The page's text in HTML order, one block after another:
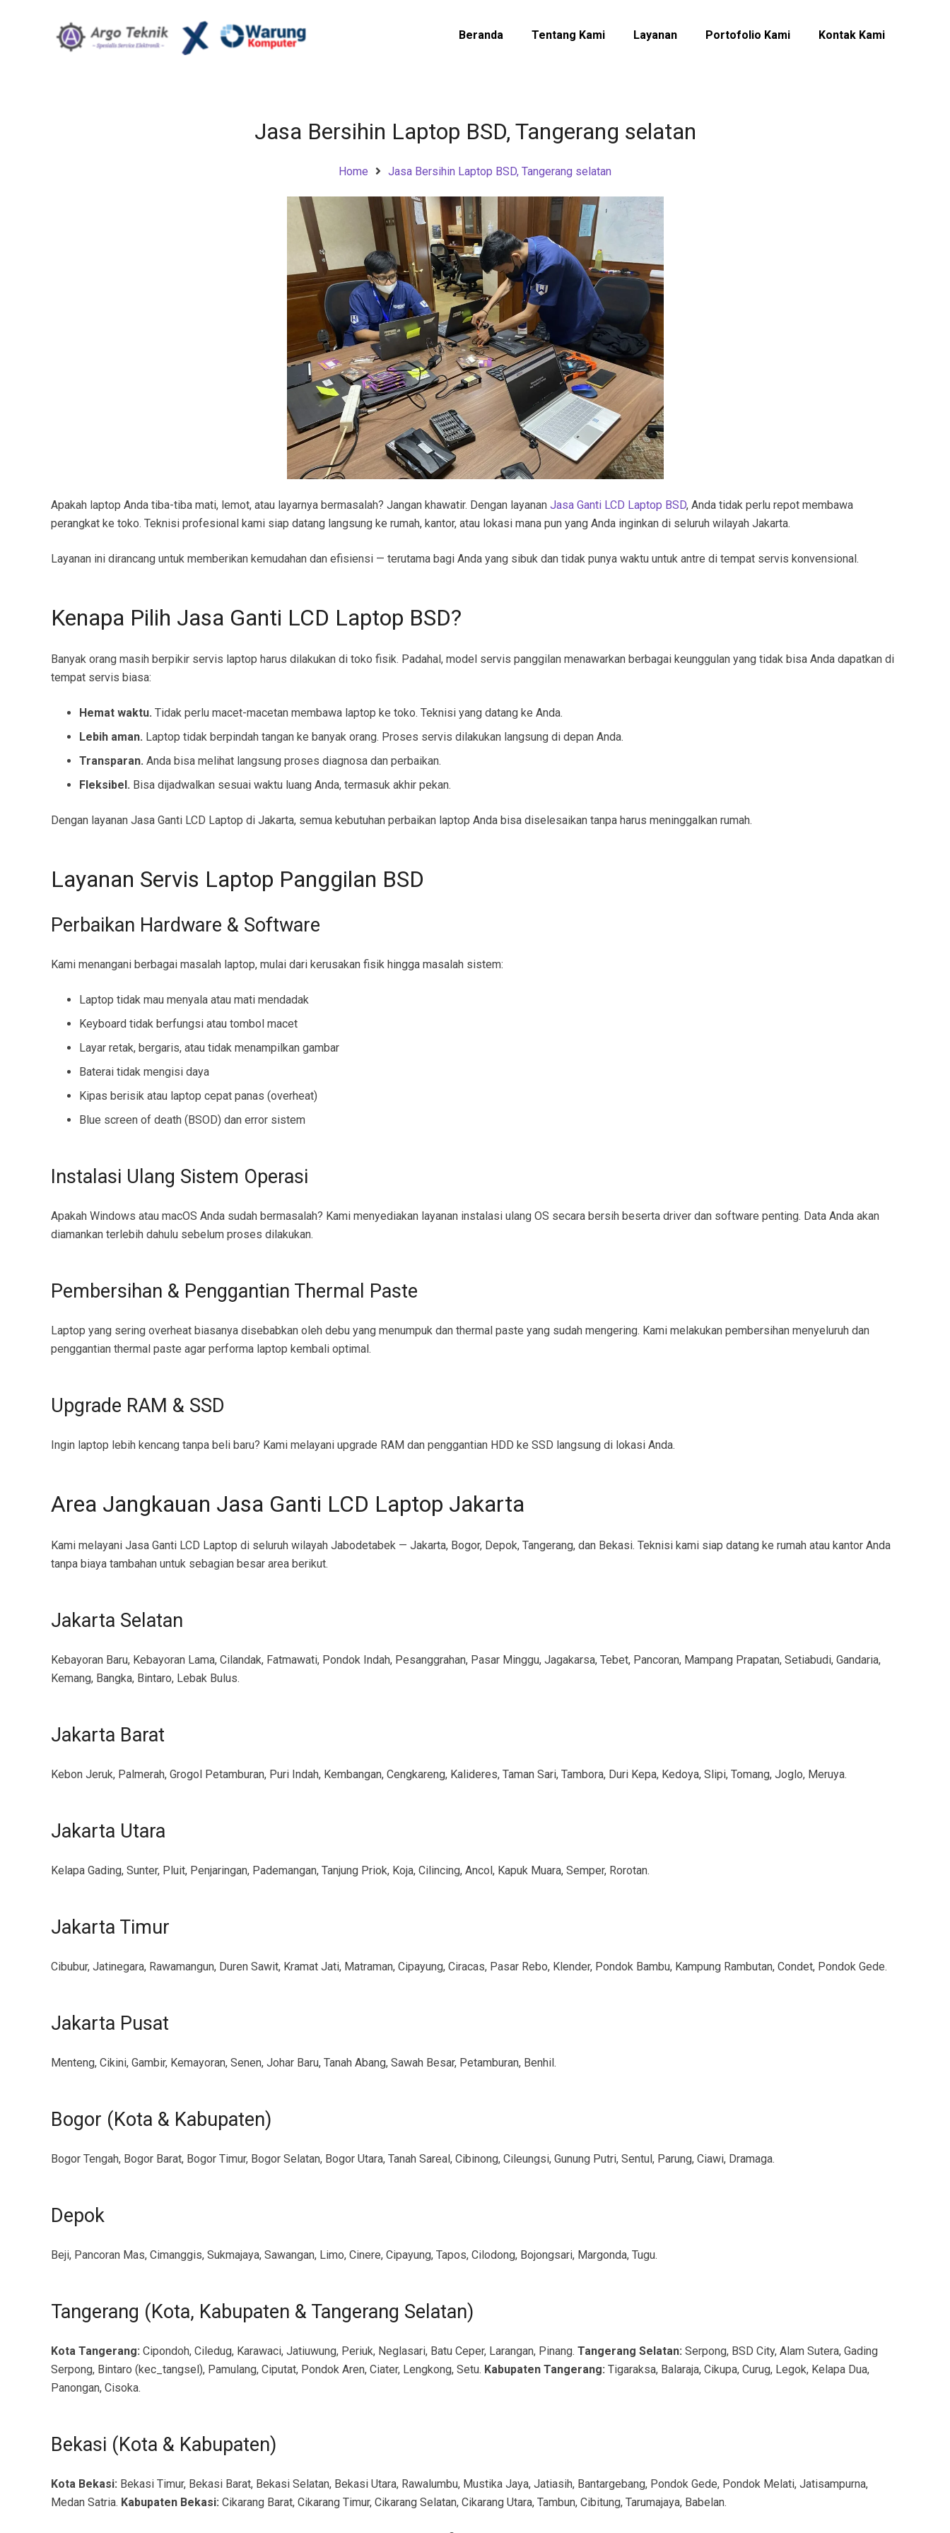
Beranda Tentang Kami Layanan Portofolio Kami Kontak Kami
Jasa Bersihin Laptop BSD, Tangerang selatan
Home Jasa Bersihin Laptop BSD, Tangerang selatan
Apakah laptop Anda tiba-tiba mati, lemot, atau layarnya bermasalah? Jangan khawatir. Dengan layanan Jasa Ganti LCD Laptop BSD, Anda tidak perlu repot membawa
perangkat ke toko. Teknisi profesional kami siap datang langsung ke rumah, kantor, atau lokasi mana pun yang Anda inginkan di seluruh wilayah Jakarta.
Layanan ini dirancang untuk memberikan kemudahan dan efisiensi — terutama bagi Anda yang sibuk dan tidak punya waktu untuk antre di tempat servis konvensional.
Kenapa Pilih Jasa Ganti LCD Laptop BSD?
Banyak orang masih berpikir servis laptop harus dilakukan di toko fisik. Padahal, model servis panggilan menawarkan berbagai keunggulan yang tidak bisa Anda dapatkan di
tempat servis biasa:
Hemat waktu. Tidak perlu macet-macetan membawa laptop ke toko. Teknisi yang datang ke Anda.
Lebih aman. Laptop tidak berpindah tangan ke banyak orang. Proses servis dilakukan langsung di depan Anda.
Transparan. Anda bisa melihat langsung proses diagnosa dan perbaikan.
Fleksibel. Bisa dijadwalkan sesuai waktu luang Anda, termasuk akhir pekan.
Dengan layanan Jasa Ganti LCD Laptop di Jakarta, semua kebutuhan perbaikan laptop Anda bisa diselesaikan tanpa harus meninggalkan rumah.
Layanan Servis Laptop Panggilan BSD
Perbaikan Hardware & Software
Kami menangani berbagai masalah laptop, mulai dari kerusakan fisik hingga masalah sistem:
Laptop tidak mau menyala atau mati mendadak
Keyboard tidak berfungsi atau tombol macet
Layar retak, bergaris, atau tidak menampilkan gambar
Baterai tidak mengisi daya
Kipas berisik atau laptop cepat panas (overheat)
Blue screen of death (BSOD) dan error sistem
Instalasi Ulang Sistem Operasi
Apakah Windows atau macOS Anda sudah bermasalah? Kami menyediakan layanan instalasi ulang OS secara bersih beserta driver dan software penting. Data Anda akan
diamankan terlebih dahulu sebelum proses dilakukan.
Pembersihan & Penggantian Thermal Paste
Laptop yang sering overheat biasanya disebabkan oleh debu yang menumpuk dan thermal paste yang sudah mengering. Kami melakukan pembersihan menyeluruh dan
penggantian thermal paste agar performa laptop kembali optimal.
Upgrade RAM & SSD
Ingin laptop lebih kencang tanpa beli baru? Kami melayani upgrade RAM dan penggantian HDD ke SSD langsung di lokasi Anda.
Area Jangkauan Jasa Ganti LCD Laptop Jakarta
Kami melayani Jasa Ganti LCD Laptop di seluruh wilayah Jabodetabek — Jakarta, Bogor, Depok, Tangerang, dan Bekasi. Teknisi kami siap datang ke rumah atau kantor Anda
tanpa biaya tambahan untuk sebagian besar area berikut.
Jakarta Selatan
Kebayoran Baru, Kebayoran Lama, Cilandak, Fatmawati, Pondok Indah, Pesanggrahan, Pasar Minggu, Jagakarsa, Tebet, Pancoran, Mampang Prapatan, Setiabudi, Gandaria,
Kemang, Bangka, Bintaro, Lebak Bulus.
Jakarta Barat
Kebon Jeruk, Palmerah, Grogol Petamburan, Puri Indah, Kembangan, Cengkareng, Kalideres, Taman Sari, Tambora, Duri Kepa, Kedoya, Slipi, Tomang, Joglo, Meruya.
Jakarta Utara
Kelapa Gading, Sunter, Pluit, Penjaringan, Pademangan, Tanjung Priok, Koja, Cilincing, Ancol, Kapuk Muara, Semper, Rorotan.
Jakarta Timur
Cibubur, Jatinegara, Rawamangun, Duren Sawit, Kramat Jati, Matraman, Cipayung, Ciracas, Pasar Rebo, Klender, Pondok Bambu, Kampung Rambutan, Condet, Pondok Gede.
Jakarta Pusat
Menteng, Cikini, Gambir, Kemayoran, Senen, Johar Baru, Tanah Abang, Sawah Besar, Petamburan, Benhil.
Bogor (Kota & Kabupaten)
Bogor Tengah, Bogor Barat, Bogor Timur, Bogor Selatan, Bogor Utara, Tanah Sareal, Cibinong, Cileungsi, Gunung Putri, Sentul, Parung, Ciawi, Dramaga.
Depok
Beji, Pancoran Mas, Cimanggis, Sukmajaya, Sawangan, Limo, Cinere, Cipayung, Tapos, Cilodong, Bojongsari, Margonda, Tugu.
Tangerang (Kota, Kabupaten & Tangerang Selatan)
Kota Tangerang: Cipondoh, Ciledug, Karawaci, Jatiuwung, Periuk, Neglasari, Batu Ceper, Larangan, Pinang. Tangerang Selatan: Serpong, BSD City, Alam Sutera, Gading
Serpong, Bintaro (kec_tangsel), Pamulang, Ciputat, Pondok Aren, Ciater, Lengkong, Setu. Kabupaten Tangerang: Tigaraksa, Balaraja, Cikupa, Curug, Legok, Kelapa Dua,
Panongan, Cisoka.
Bekasi (Kota & Kabupaten)
Kota Bekasi: Bekasi Timur, Bekasi Barat, Bekasi Selatan, Bekasi Utara, Rawalumbu, Mustika Jaya, Jatiasih, Bantargebang, Pondok Gede, Pondok Melati, Jatisampurna,
Medan Satria. Kabupaten Bekasi: Cikarang Barat, Cikarang Timur, Cikarang Selatan, Cikarang Utara, Tambun, Cibitung, Tarumajaya, Babelan.